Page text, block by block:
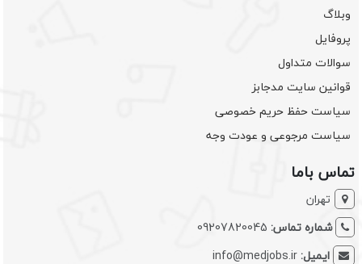
وبلاگ
پروفایل
سوالات متداول
قوانین سایت مدجابز
سیاست حفظ حریم خصوصی
سیاست مرجوعی و عودت وجه
تماس باما
تهران
شماره تماس: 09207820045
ایمیل:info@medjobs.ir